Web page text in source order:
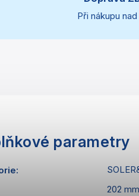
Při nákupu
parametry
:
202 mm